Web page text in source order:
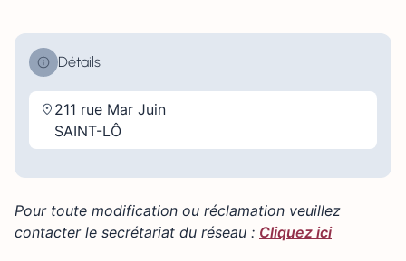
Détails
211 rue Mar Juin
SAINT-LÔ
Pour toute modification ou réclamation veuillez
contacter le secrétariat du réseau : Cliquez ici